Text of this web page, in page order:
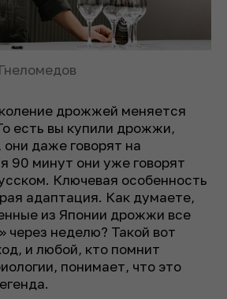
дрожжей меняется
есть вы купили дрожжи,
даже говорят на
90 минут они уже говорят
Ключевая особенность
адаптация. Как думаете,
из Японии дрожжи все
через неделю? Такой вот
и любой, кто помнит
понимает, что это